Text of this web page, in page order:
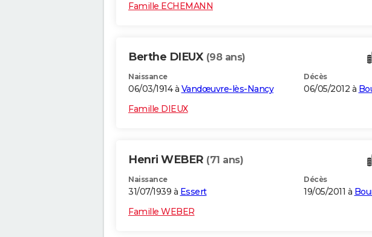
Famille ECHEMANN
Berthe DIEUX (98 ans)
Naissance
06/03/1914 à Vandœuvre-lès-Nancy
Décès
06/05/2012 à
Famille DIEUX
Henri WEBER (71 ans)
Naissance
31/07/1939 à Essert
Décès
19/05/2011 à
Famille WEBER